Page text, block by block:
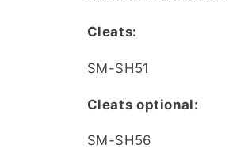
Cleats:
SM-SH51
Cleats optional:
SM-SH56